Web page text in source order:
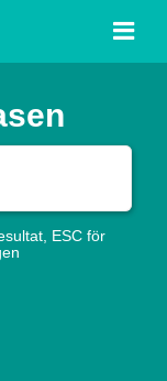
ESC för